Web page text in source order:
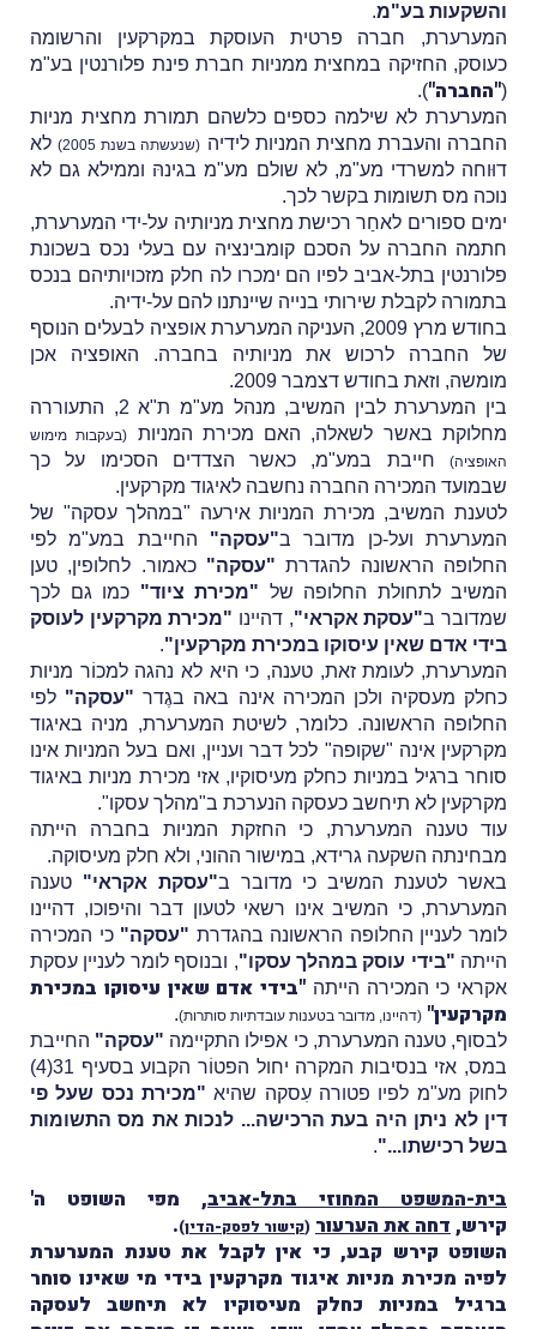
והשקעות בע"מ.
המערערת, חברה פרטית העוסקת במקרקעין והרשומה
כעוסק, החזיקה במחצית ממניות חברת פינת פלורנטין בע"מ
("החברה").
המערערת לא שילמה כספים כלשהם תמורת מחצית מניות
החברה והעברת מחצית המניות לידיה (שנעשתה בשנת 2005)
לא
דוּוחה למשרדי מע"מ, לא שולם מע"מ בגינהּ וממילא גם לא
נוכה מס תשומות בקשר לכך.
ימים ספורים לאחַר רכישת מחצית מניותיה על-ידי המערערת,
חתמה החברה על הסכם קומבינציה עם בעלי נכס בשכונת
פלורנטין בתל-אביב לפיו הם ימכרו לה חלק מזכויותיהם בנכס
בתמורה לקבלת שירותי בנייה שיינתנו להם על-ידיה.
בחודש מרץ 2009, העניקה המערערת אופציה לבעלים הנוסף
של החברה לרכוש את מניותיה בחברה. האופציה אכן
מומשה, וזאת בחודש דצמבר 2009.
בין המערערת לבין המשיב, מנהל מע"מ ת"א 2, התעוררה
מחלוקת באשר לשאלה, האם מכירת המניות
(בעקבות מימוש
האופציה)
חייבת במע"מ, כאשר הצדדים הסכימו על כך
שבמועד המכירה החברה נחשבה לאיגוד מקרקעין.
לטענת המשיב, מכירת המניות אירעה "במהלך עסקה" של
המערערת ועל-כן מדובר ב"עסקה" החייבת במע"מ לפי
החלופה הראשונה להגדרת "עסקה" כאמור. לחלופין, טען
המשיב לתחולת החלופה של "מכירת ציוד" כמו גם לכך
שמדובר ב"עסקת אקראי", דהיינו "מכירת מקרקעין לעוסק
בידי אדם שאין עיסוקו במכירת מקרקעין".
המערערת, לעומת זאת, טענה, כי היא לא נהגה למכוֹר מניות
כחלק מעסקיה ולכן המכירה אינה באה בגֶדר "עסקה" לפי
החלופה הראשונה. כלומר, לשיטת המערערת, מניה באיגוד
מקרקעין אינה "שקופה" לכל דבר ועניין, ואם בעל המניות אינו
סוחר ברגיל במניות כחלק מעיסוקיו, אזי מכירת מניות באיגוד
מקרקעין לא תיחשב כעסקה הנערכת ב"מהלך עסקו".
עוד טענה המערערת, כי החזקת המניות בחברה הייתה
מבחינתה השקעה גרידא, במישור ההוני, ולא חלק מעיסוקה.
באשר לטענת המשיב כי מדובר ב"עסקת אקראי" טענה
המערערת, כי המשיב אינו רשאי לטעון דבר והיפוכו, דהיינו
לומר לעניין החלופה הראשונה בהגדרת "עסקה" כי המכירה
הייתה "בידי עוסק במהלך עסקו", ובנוסף לומר לעניין עסקת
אקראי כי המכירה הייתה "בידי אדם שאין עיסוקו במכירת
מקרקעין" (דהיינו, מדובר בטענות עובדתיות סותרות).
לבסוף, טענה המערערת, כי אפילו התקיימה "עסקה" החייבת
במס, אזי בנסיבות המקרה יחול הפטוֹר הקבוע בסעיף 31(4)
לחוק מע"מ לפיו פטורה עִסקה שהיא "מכירת נכס שעל פי
דין לא ניתן היה בעת הרכישה... לנכות את מס התשומות
בשל רכישתו...".
בית-המשפט המחוזי בתל-אביב, מפי השופט ה'
קירש,דחה את הערעור (קישור לפסק-הדין)
.
השופט קירש קבע, כי אין לקבל את טענת המערערת
לפיה מכירת מניות איגוד מקרקעין בידי מי שאינו סוחר
ברגיל במניות כחלק מעיסוקיו לא תיחשב לעסקה